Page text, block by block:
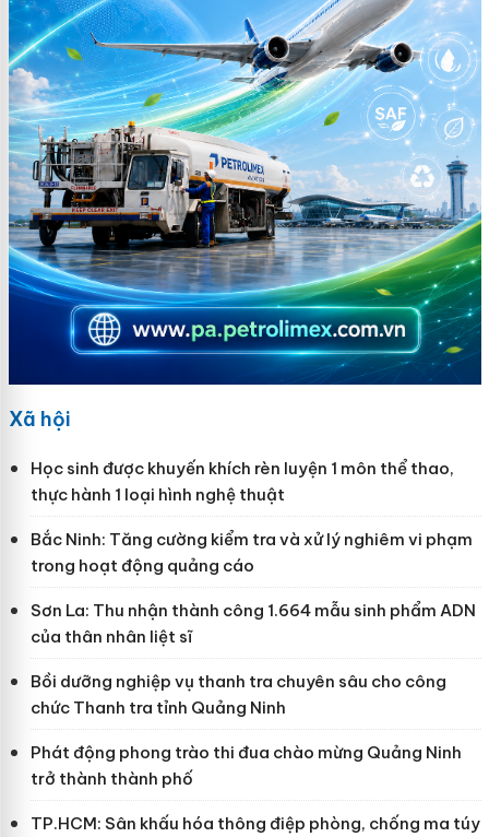
Xã hội
Học sinh được khuyến khích rèn luyện 1 môn thể thao,
thực hành 1 loại hình nghệ thuật
Bắc Ninh: Tăng cường kiểm tra và xử lý nghiêm vi phạm
trong hoạt động quảng cáo
Sơn La: Thu nhận thành công 1.664 mẫu sinh phẩm ADN
của thân nhân liệt sĩ
Bồi dưỡng nghiệp vụ thanh tra chuyên sâu cho công
chức Thanh tra tỉnh Quảng Ninh
Phát động phong trào thi đua chào mừng Quảng Ninh
trở thành thành phố
TP.HCM: Sân khấu hóa thông điệp phòng, chống ma túy